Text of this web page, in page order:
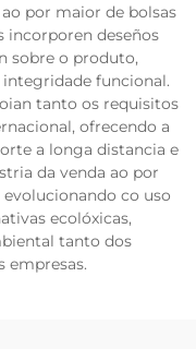
por maior de bolsas
incorporen deseños
sobre o produto,
funcional.
tanto os requisitos
ofrecendo a
a longa distancia e
da venda ao por
co uso
ecolóxicas,
tanto dos
empresas.